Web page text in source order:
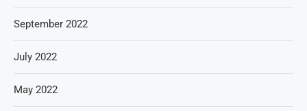
September 2022
July 2022
May 2022